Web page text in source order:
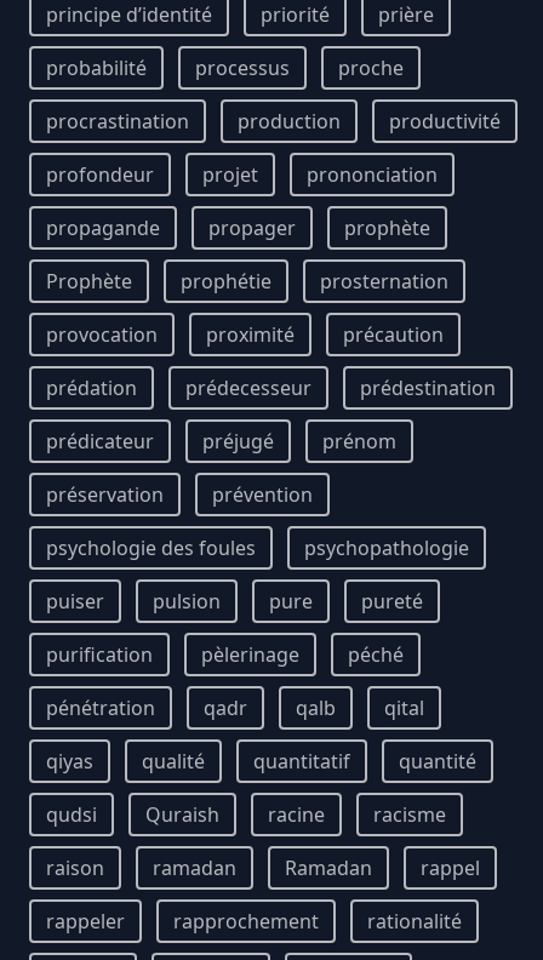
principe d’identité
priorité
prière
probabilité
processus
proche
procrastination
production
productivité
profondeur
projet
prononciation
propagande
propager
prophète
Prophète
prophétie
prosternation
provocation
proximité
précaution
prédation
prédecesseur
prédestination
prédicateur
préjugé
prénom
préservation
prévention
psychologie des foules
psychopathologie
puiser
pulsion pure
pureté
purification
pèlerinage
péché
pénétration
qadr qalb
qital
qiyas
qualité quantitatif
quantité
qudsi
Quraish racine
racisme
raison
ramadan Ramadan
rappel
rappeler
rapprochement
rationalité